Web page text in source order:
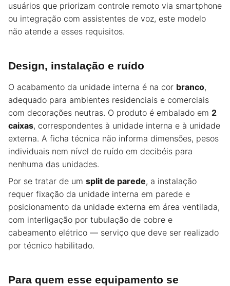
usuários que priorizam controle remoto via smartphone
ou integração com assistentes de voz, este modelo
não atende a esses requisitos.
Design, instalação e ruído
O acabamento da unidade interna é na cor branco,
adequado para ambientes residenciais e comerciais
com decorações neutras. O produto é embalado em 2
caixas, correspondentes à unidade interna e à unidade
externa. A ficha técnica não informa dimensões, pesos
individuais nem nível de ruído em decibéis para
nenhuma das unidades.
Por se tratar de um split de parede, a instalação
requer fixação da unidade interna em parede e
posicionamento da unidade externa em área ventilada,
com interligação por tubulação de cobre e
cabeamento elétrico — serviço que deve ser realizado
por técnico habilitado.
Para quem esse equipamento se